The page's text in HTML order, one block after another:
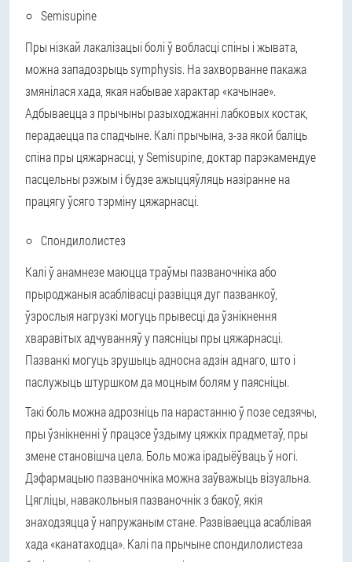
Semisupine
Пры нізкай лакалізацыі болі ў вобласці спіны і жывата,
можна западозрыць symphysis. На захворванне пакажа
змянілася хада, якая набывае характар «качынае».
Адбываецца з прычыны разыходжанні лабковых костак,
перадаецца па спадчыне. Калі прычына, з-за якой баліць
спіна пры цяжарнасці, у Semisupine, доктар парэкамендуе
пасцельны рэжым і будзе ажыццяўляць назіранне на
працягу ўсяго тэрміну цяжарнасці.
Спондилолистез
Калі ў анамнезе маюцца траўмы пазваночніка або
прыроджаныя асаблівасці развіцця дуг пазванкоў,
ўзрослыя нагрузкі могуць прывесці да ўзнікнення
хваравітых адчуванняў у паясніцы пры цяжарнасці.
Пазванкі могуць зрушыць адносна адзін аднаго, што і
паслужыць штуршком да моцным болям у паясніцы.
Такі боль можна адрозніць па нарастанню ў позе седзячы,
пры ўзнікненні ў працэсе ўздыму цяжкіх прадметаў, пры
змене становішча цела. Боль можа ірадыёўваць ў ногі.
Дэфармацыю пазваночніка можна заўважыць візуальна.
Цягліцы, навакольныя пазваночнік з бакоў, якія
знаходзяцца ў напружаным стане. Развіваецца асаблівая
хада «канатаходца». Калі па прычыне спондилолистеза